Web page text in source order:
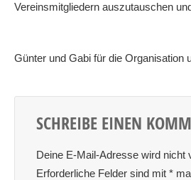
Vereinsmitgliedern auszutauschen
Günter und Gabi für die Organisation
SCHREIBE EINEN
Deine E-Mail-Adresse wird nicht
Erforderliche Felder sind mit *